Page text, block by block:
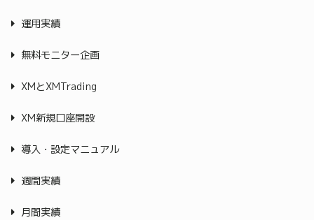
運用実績
無料モニター企画
XMとXMTrading
XM新規口座開設
導入・設定マニュアル
週間実績
月間実績